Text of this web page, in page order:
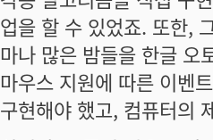
업을 할 수 있었죠. 또한,
마나 많은 밤들을 한글
마우스 지원에 따른 이벤
구현해야 했고, 컴퓨터의